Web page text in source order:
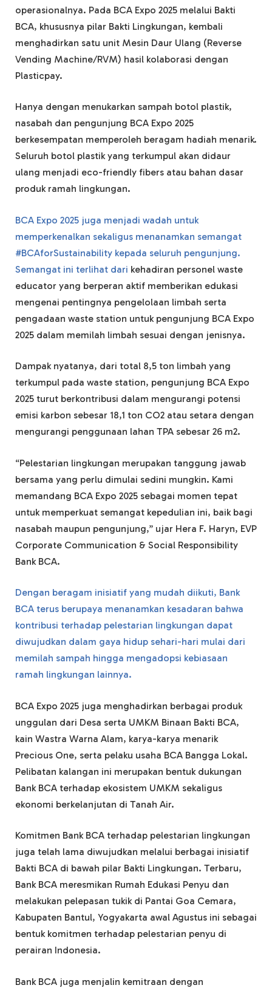
operasionalnya. Pada BCA Expo 2025 melalui Bakti
BCA, khususnya pilar Bakti Lingkungan, kembali
menghadirkan satu unit Mesin Daur Ulang (Reverse
Vending Machine/RVM) hasil kolaborasi dengan
Plasticpay.
Hanya dengan menukarkan sampah botol plastik,
nasabah dan pengunjung BCA Expo 2025
berkesempatan memperoleh beragam hadiah menarik.
Seluruh botol plastik yang terkumpul akan didaur
ulang menjadi eco-friendly fibers atau bahan dasar
produk ramah lingkungan.
BCA Expo 2025 juga menjadi wadah untuk
memperkenalkan sekaligus menanamkan semangat
#BCAforSustainability kepada seluruh pengunjung.
Semangat ini terlihat dari kehadiran personel waste
educator yang berperan aktif memberikan edukasi
mengenai pentingnya pengelolaan limbah serta
pengadaan waste station untuk pengunjung BCA Expo
2025 dalam memilah limbah sesuai dengan jenisnya.
Dampak nyatanya, dari total 8,5 ton limbah yang
terkumpul pada waste station, pengunjung BCA Expo
2025 turut berkontribusi dalam mengurangi potensi
emisi karbon sebesar 18,1 ton CO2 atau setara dengan
mengurangi penggunaan lahan TPA sebesar 26 m2.
“Pelestarian lingkungan merupakan tanggung jawab
bersama yang perlu dimulai sedini mungkin. Kami
memandang BCA Expo 2025 sebagai momen tepat
untuk memperkuat semangat kepedulian ini, baik bagi
nasabah maupun pengunjung,” ujar Hera F. Haryn, EVP
Corporate Communication & Social Responsibility
Bank BCA.
Dengan beragam inisiatif yang mudah diikuti, Bank
BCA terus berupaya menanamkan kesadaran bahwa
kontribusi terhadap pelestarian lingkungan dapat
diwujudkan dalam gaya hidup sehari-hari mulai dari
memilah sampah hingga mengadopsi kebiasaan
ramah lingkungan lainnya.
BCA Expo 2025 juga menghadirkan berbagai produk
unggulan dari Desa serta UMKM Binaan Bakti BCA,
kain Wastra Warna Alam, karya-karya menarik
Precious One, serta pelaku usaha BCA Bangga Lokal.
Pelibatan kalangan ini merupakan bentuk dukungan
Bank BCA terhadap ekosistem UMKM sekaligus
ekonomi berkelanjutan di Tanah Air.
Komitmen Bank BCA terhadap pelestarian lingkungan
juga telah lama diwujudkan melalui berbagai inisiatif
Bakti BCA di bawah pilar Bakti Lingkungan. Terbaru,
Bank BCA meresmikan Rumah Edukasi Penyu dan
melakukan pelepasan tukik di Pantai Goa Cemara,
Kabupaten Bantul, Yogyakarta awal Agustus ini sebagai
bentuk komitmen terhadap pelestarian penyu di
perairan Indonesia.
Bank BCA juga menjalin kemitraan dengan